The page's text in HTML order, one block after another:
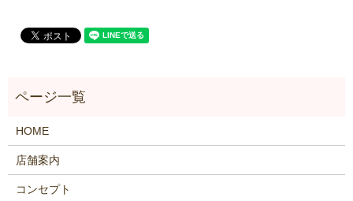
HOME
店舗案内
コンセプト